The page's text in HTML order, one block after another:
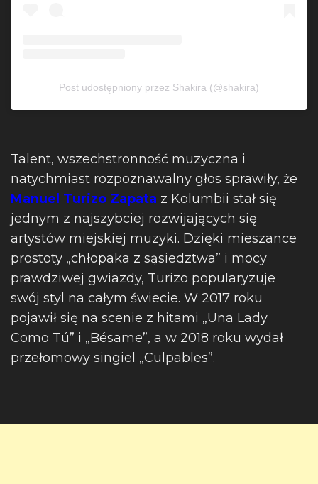
Post udostępniony przez Shakira (@shakira)
Talent, wszechstronność muzyczna i
natychmiast rozpoznawalny głos sprawiły, że
Manuel Turizo Zapata z Kolumbii stał się
jednym z najszybciej rozwijających się
artystów miejskiej muzyki. Dzięki mieszance
prostoty „chłopaka z sąsiedztwa” i mocy
prawdziwej gwiazdy, Turizo popularyzuje
swój styl na całym świecie. W 2017 roku
pojawił się na scenie z hitami „Una Lady
Como Tú” i „Bésame”, a w 2018 roku wydał
przełomowy singiel „Culpables”.